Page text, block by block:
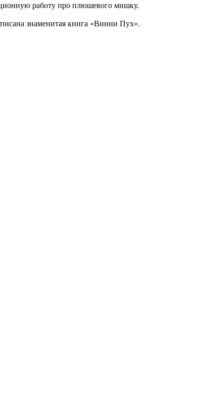
работу про плюшевого мишку.
знаменитая книга «Винни Пух».